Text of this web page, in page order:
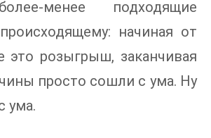
менее подходящие
начиная от
это розыгрыш, заканчивая
просто сошли с ума. Ну
ума.